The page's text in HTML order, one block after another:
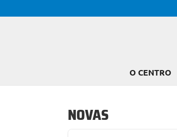
O CENTRO
NOVAS